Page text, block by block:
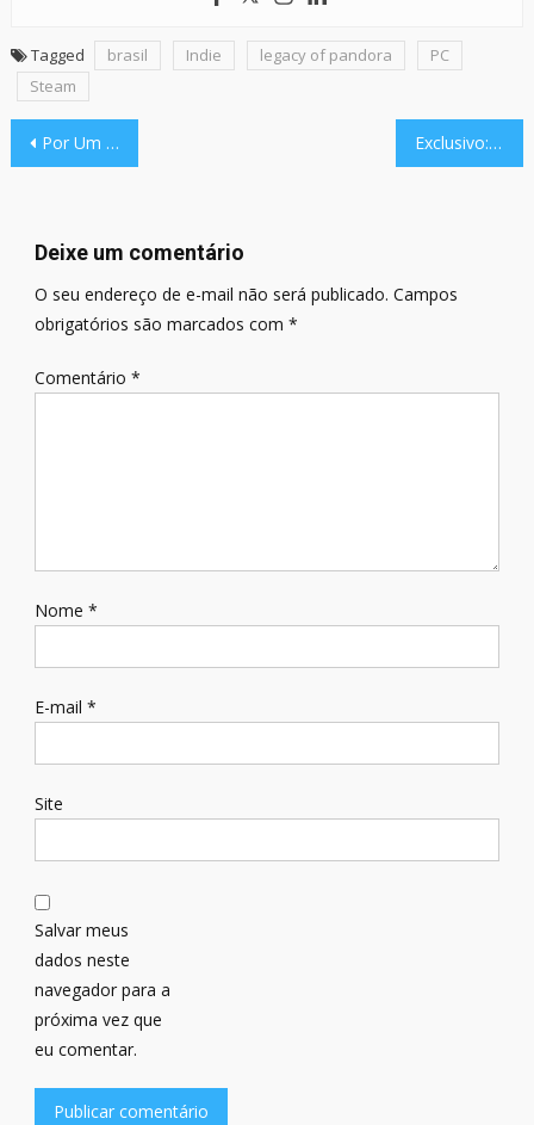
Tagged brasil Indie legacy of pandora
PC
Steam
Navegação
Post
Por Um Punhado De Bits: A Galinha E O Mercado Exclusivo: Mortal Kombat 2 para 3DO pelas mãos de um fã!
Deixe um comentário
O seu endereço de e-mail não será publicado. Campos
obrigatórios são marcados com *
Comentário *
Nome *
E-mail *
Site
Salvar meus
dados neste
navegador para a
próxima vez que
eu comentar.